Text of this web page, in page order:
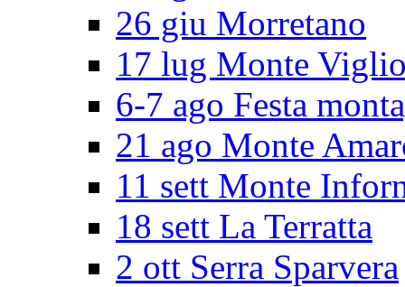
26 giu Morretano
17 lug Monte
6-7 ago Festa
21 ago Monte
11 sett Monte
18 sett La Terratta
2 ott Serra Sparvera